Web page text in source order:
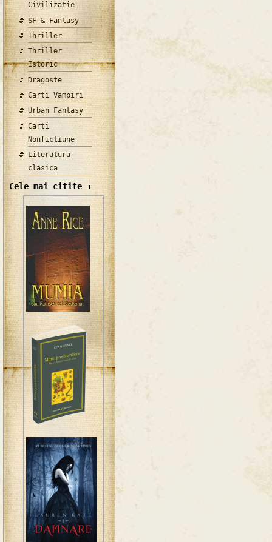
Civilizatie
SF & Fantasy
Thriller
Thriller
Istoric
Dragoste
Carti Vampiri
Urban Fantasy
Carti
Nonfictiune
Literatura
clasica
Cele mai citite :